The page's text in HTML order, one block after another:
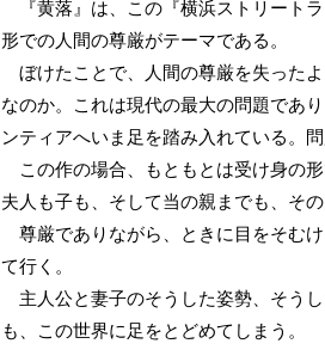
『黄落』は、この『横浜ストリート
形での人間の尊厳がテーマである。
ぼけたことで、人間の尊厳を失った
なのか。これは現代の最大の問題であ
ンティアへいま足を踏み入れている。
この作の場合、もともとは受け身の
夫人も子も、そして当の親までも、そ
尊厳でありながら、ときに目をそむ
て行く。
主人公と妻子のそうした姿勢、そう
も、この世界に足をとどめてしまう。